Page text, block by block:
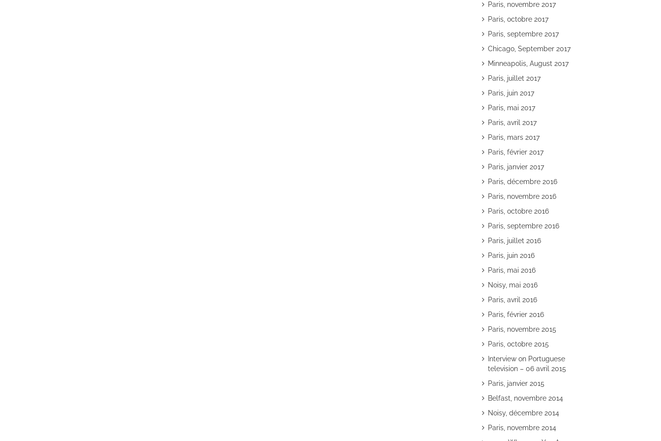
Paris, novembre 2017
Paris, octobre 2017
Paris, septembre 2017
Chicago, September 2017
Minneapolis, August 2017
Paris, juillet 2017
Paris, juin 2017
Paris, mai 2017
Paris, avril 2017
Paris, mars 2017
Paris, février 2017
Paris, janvier 2017
Paris, décembre 2016
Paris, novembre 2016
Paris, octobre 2016
Paris, septembre 2016
Paris, juillet 2016
Paris, juin 2016
Paris, mai 2016
Noisy, mai 2016
Paris, avril 2016
Paris, février 2016
Paris, novembre 2015
Paris, octobre 2015
Interview on Portuguese
television – 06 avril 2015
Paris, janvier 2015
Belfast, novembre 2014
Noisy, décembre 2014
Paris, novembre 2014